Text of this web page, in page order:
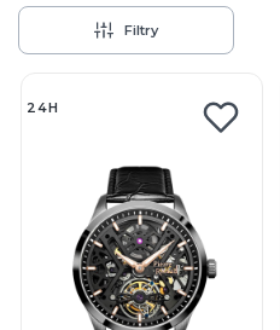
Filtry
24H